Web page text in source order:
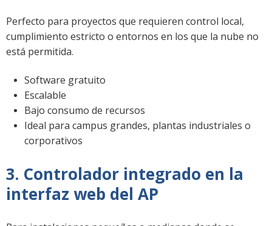
Perfecto para proyectos que requieren control local,
cumplimiento estricto o entornos en los que la nube no
está permitida.
Software gratuito
Escalable
Bajo consumo de recursos
Ideal para campus grandes, plantas industriales o
corporativos
3. Controlador integrado en la
interfaz web del AP